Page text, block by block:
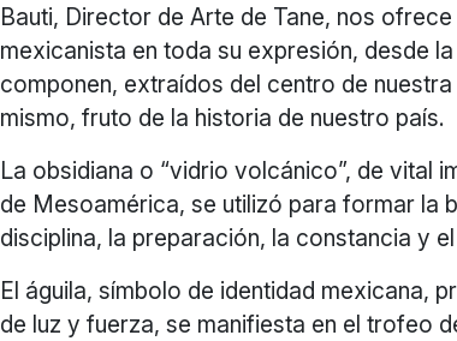
Bauti, Director de Arte de Tane, nos
mexicanista en toda su expresión, desde
componen, extraídos del centro de
mismo, fruto de la historia de nuestro país.
La obsidiana o “vidrio volcánico”, de vital
de Mesoamérica, se utilizó para formar la
disciplina, la preparación, la constancia y
El águila, símbolo de identidad mexicana,
de luz y fuerza, se manifiesta en el trofeo